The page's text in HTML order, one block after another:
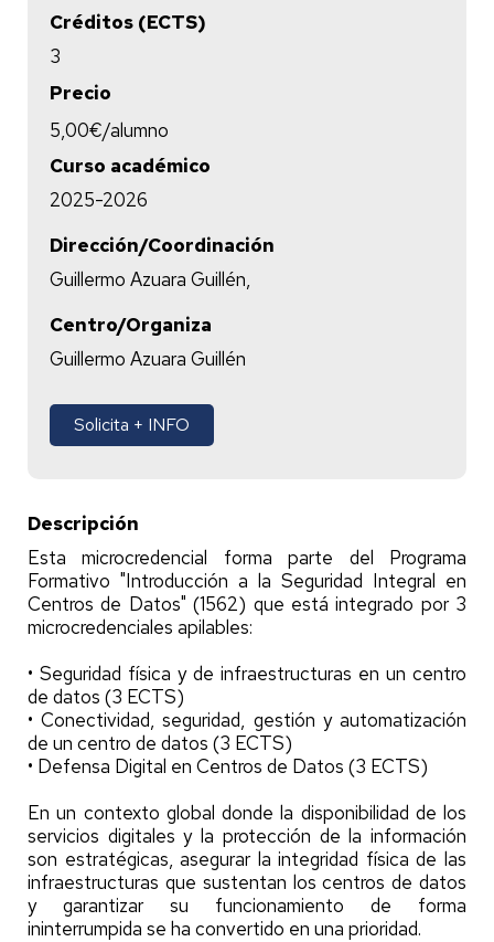
Créditos (ECTS)
3
Precio
5,00€/alumno
Curso académico
2025-2026
Dirección/Coordinación
Guillermo Azuara Guillén,
Centro/Organiza
Guillermo Azuara Guillén
Solicita + INFO
Descripción
Esta microcredencial forma parte del Programa
Formativo "Introducción a la Seguridad Integral en
Centros de Datos" (1562) que está integrado por 3
microcredenciales apilables:
• Seguridad física y de infraestructuras en un centro
de datos (3 ECTS)
• Conectividad, seguridad, gestión y automatización
de un centro de datos (3 ECTS)
• Defensa Digital en Centros de Datos (3 ECTS)
En un contexto global donde la disponibilidad de los
servicios digitales y la protección de la información
son estratégicas, asegurar la integridad física de las
infraestructuras que sustentan los centros de datos
y garantizar su funcionamiento de forma
ininterrumpida se ha convertido en una prioridad.